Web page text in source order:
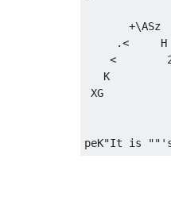
+\ASz
.<     H
<
K
XG